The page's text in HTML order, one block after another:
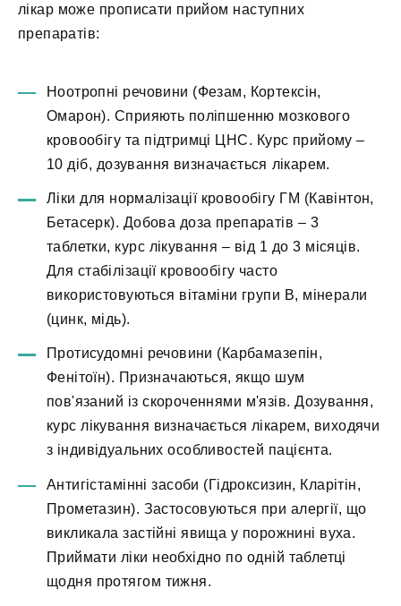
лікар може прописати прийом наступних
препаратів:
Ноотропні речовини (Фезам, Кортексін,
Омарон). Сприяють поліпшенню мозкового
кровообігу та підтримці ЦНС. Курс прийому –
10 діб, дозування визначається лікарем.
Ліки для нормалізації кровообігу ГМ (Кавінтон,
Бетасерк). Добова доза препаратів – 3
таблетки, курс лікування – від 1 до 3 місяців.
Для стабілізації кровообігу часто
використовуються вітаміни групи В, мінерали
(цинк, мідь).
Протисудомні речовини (Карбамазепін,
Фенітоїн). Призначаються, якщо шум
пов'язаний із скороченнями м'язів. Дозування,
курс лікування визначається лікарем, виходячи
з індивідуальних особливостей пацієнта.
Антигістамінні засоби (Гідроксизин, Кларітін,
Прометазин). Застосовуються при алергії, що
викликала застійні явища у порожнині вуха.
Приймати ліки необхідно по одній таблетці
щодня протягом тижня.